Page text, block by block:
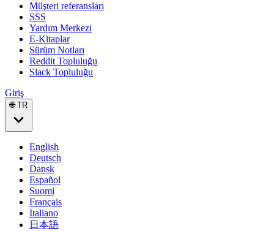
Müşteri referansları
SSS
Yardım Merkezi
E-Kitaplar
Sürüm Notları
Reddit Topluluğu
Slack Topluluğu
Giriş
🌐 TR
English
Deutsch
Dansk
Español
Suomi
Français
Italiano
日本語